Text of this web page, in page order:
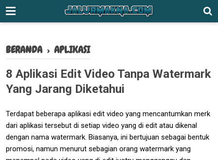
-->
BERANDA › APLIKASI
8 Aplikasi Edit Video Tanpa Watermark
Yang Jarang Diketahui
Terdapat beberapa aplikasi edit video yang mencantumkan merk
dari aplikasi tersebut di setiap video yang di edit atau dikenal
dengan nama watermark. Biasanya, ini bertujuan sebagai bentuk
promosi, namun menurut sebagian orang watermark yang